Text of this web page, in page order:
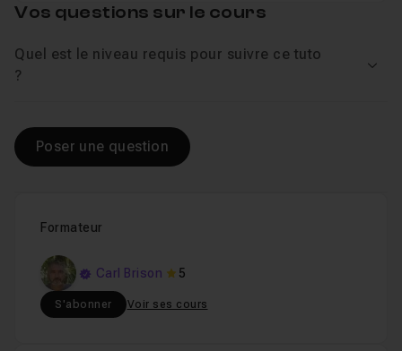
Formateur
Carl Brison 5
S'abonner Voir ses cours
Vos questions sur le cours
Quel est le niveau requis pour suivre ce tuto
?
Poser une question